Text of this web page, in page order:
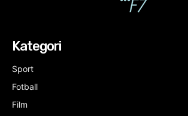
Kategori
Sport
Fotball
Film